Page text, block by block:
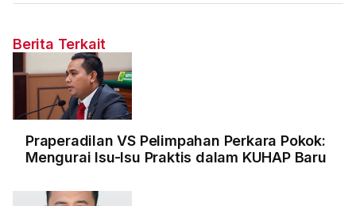
Berita Terkait
Praperadilan VS Pelimpahan Perkara Pokok:
Mengurai Isu-Isu Praktis dalam KUHAP Baru